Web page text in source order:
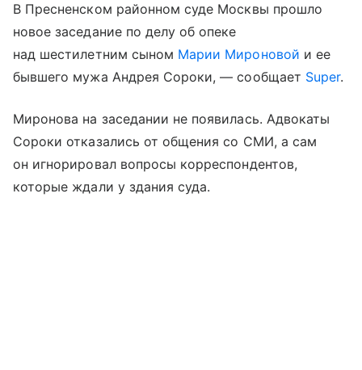
В Пресненском районном суде Москвы прошло
новое заседание по делу об опеке
над шестилетним сыном Марии Мироновой и ее
бывшего мужа Андрея Сороки, — сообщает Super.
Миронова на заседании не появилась. Адвокаты
Сороки отказались от общения со СМИ, а сам
он игнорировал вопросы корреспондентов,
которые ждали у здания суда.